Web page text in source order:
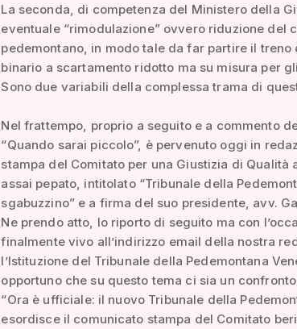
La seconda, di competenza del Ministero della
eventuale “rimodulazione” ovvero riduzione del
pedemontano, in modo tale da far partire il treno
binario a scartamento ridotto ma su misura per
Sono due variabili della complessa trama di
Nel frattempo, proprio a seguito e a commento
“Quando sarai piccolo”, è pervenuto oggi in
stampa del Comitato per una Giustizia di Qualità
assai pepato, intitolato “Tribunale della
sgabuzzino” e a firma del suo presidente, avv.
Ne prendo atto, lo riporto di seguito ma con
finalmente vivo all’indirizzo email della nostra
l’Istituzione del Tribunale della Pedemontana
opportuno che su questo tema ci sia un
“Ora è ufficiale: il nuovo Tribunale della
esordisce il comunicato stampa del Comitato